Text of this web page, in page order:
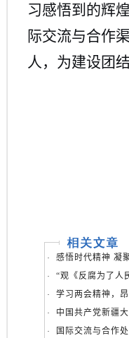
习感悟到的辉
际交流与合作
人，为建设团
·
感悟时代精神 凝
·
“观《反腐为了人
·
学习两会精神，
·
中国共产党新疆
·
国际交流与合作